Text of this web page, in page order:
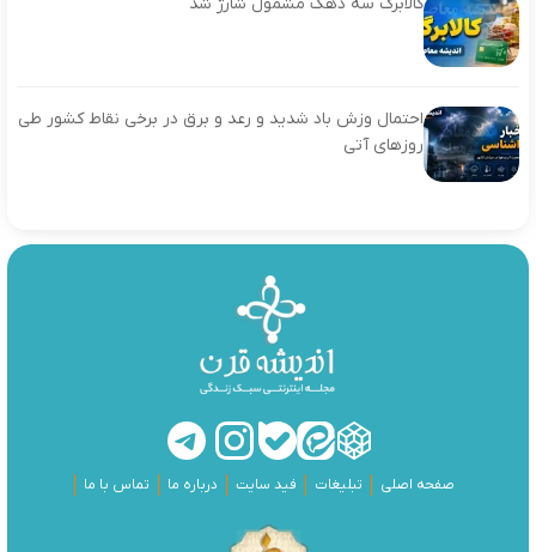
احتمال وزش باد شدید و رعد و برق در برخی نقاط کشور طی
روزهای آتی
صفحه اصلی تبلیغات فید سایت درباره ما تماس با ما